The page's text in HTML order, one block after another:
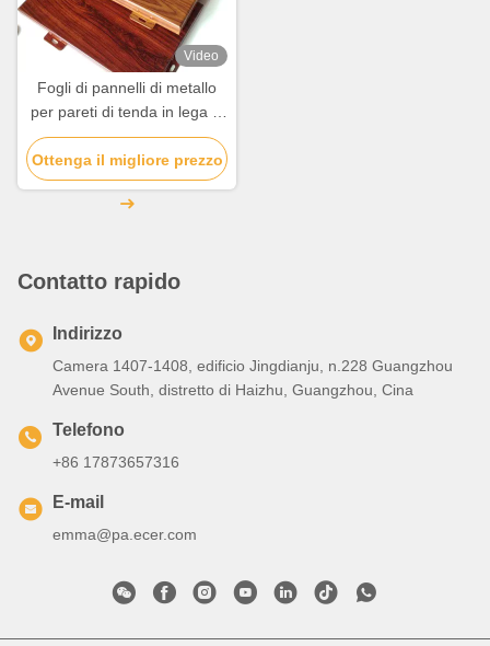
Video
Fogli di pannelli di metallo
per pareti di tenda in lega di
alluminio
Ottenga il migliore prezzo
Contatto rapido
Indirizzo
Camera 1407-1408, edificio Jingdianju, n.228 Guangzhou
Avenue South, distretto di Haizhu, Guangzhou, Cina
Telefono
+86 17873657316
E-mail
emma@pa.ecer.com